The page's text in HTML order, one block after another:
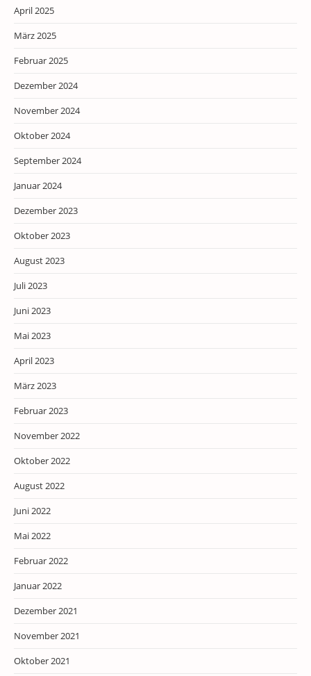
April 2025
März 2025
Februar 2025
Dezember 2024
November 2024
Oktober 2024
September 2024
Januar 2024
Dezember 2023
Oktober 2023
August 2023
Juli 2023
Juni 2023
Mai 2023
April 2023
März 2023
Februar 2023
November 2022
Oktober 2022
August 2022
Juni 2022
Mai 2022
Februar 2022
Januar 2022
Dezember 2021
November 2021
Oktober 2021